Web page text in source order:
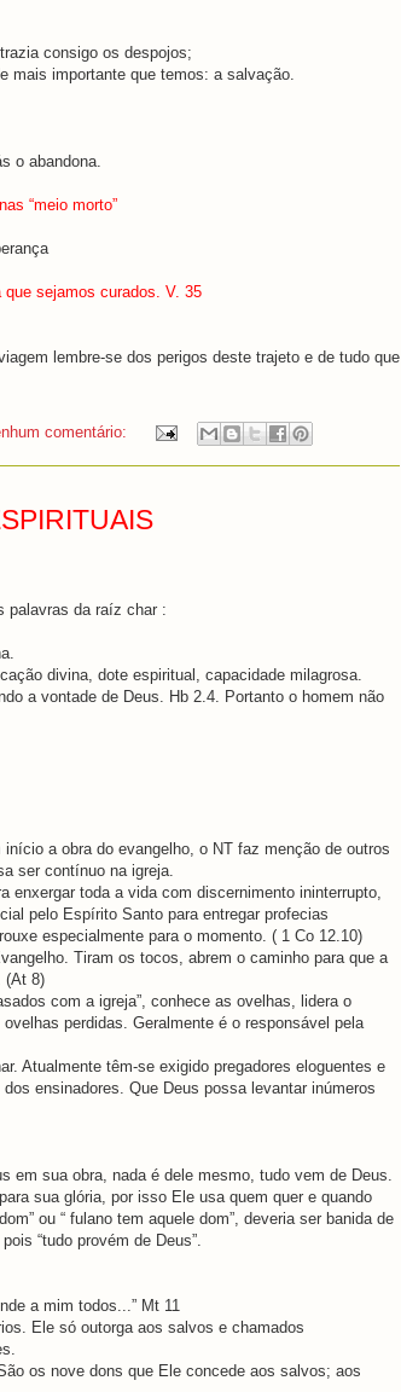
consigo os despojos;
mais importante que temos: a salvação.
o abandona.
“meio morto”
que sejamos curados. V. 35
lembre-se dos perigos deste trajeto e de tudo que
comentário:
palavras da raíz char :
divina, dote espiritual, capacidade milagrosa.
a vontade de Deus. Hb 2.4. Portanto o homem não
a obra do evangelho, o NT faz menção de outros
ser contínuo na igreja.
enxergar toda a vida com discernimento ininterrupto,
pelo Espírito Santo para entregar profecias
especialmente para o momento. ( 1 Co 12.10)
Tiram os tocos, abrem o caminho para que a
(At 8)
com a igreja”, conhece as ovelhas, lidera o
perdidas. Geralmente é o responsável pela
Atualmente têm-se exigido pregadores eloguentes e
ensinadores. Que Deus possa levantar inúmeros
em sua obra, nada é dele mesmo, tudo vem de Deus.
sua glória, por isso Ele usa quem quer e quando
ou “ fulano tem aquele dom”, deveria ser banida de
“tudo provém de Deus”.
a mim todos...” Mt 11
Ele só outorga aos salvos e chamados
os nove dons que Ele concede aos salvos; aos